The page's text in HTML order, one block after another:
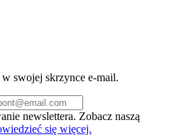
swojej skrzynce e-mail.
newslettera. Zobacz naszą
się więcej.